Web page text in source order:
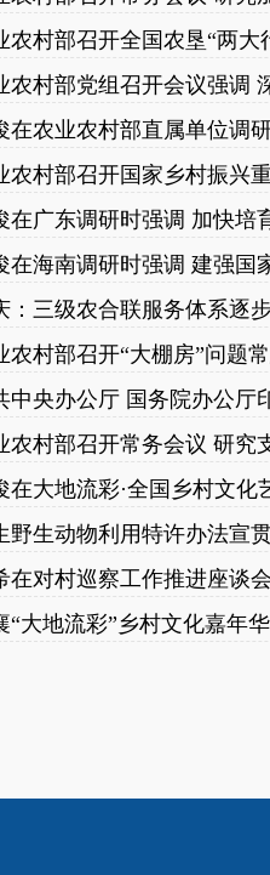
农村部召开全国农垦“两大
农村部召开国家乡村振兴
在广东调研时强调 加快培
在海南调研时强调 建强国
：三级农合联服务体系逐
中央办公厅 国务院办公厅
在大地流彩·全国乡村文
野生动物利用特许办法宣